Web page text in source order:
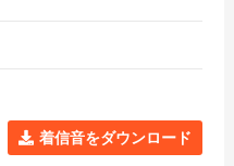
着信音をダウンロード